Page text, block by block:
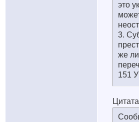
это
3.
же
151